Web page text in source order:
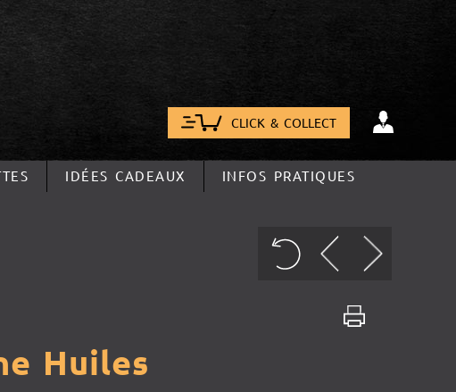
CLICK & COLLECT
IDÉES CADEAUX INFOS PRATIQUES
Huiles